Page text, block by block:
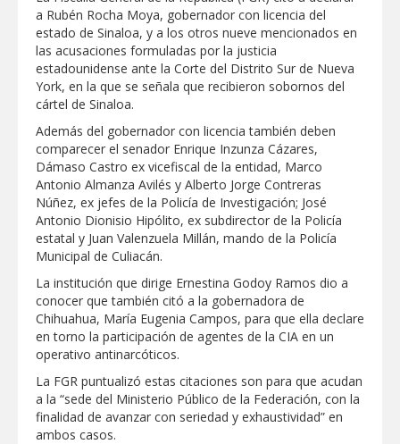
GOBIERNO MUNICIPAL ACERCA
SERVICIOS Y APOYOS A FAMILIAS CON
“PRESIDENCIA CERQUITA DE TI”
Impulsa STPS ferias del empleo para
Felicitó Carlos Peña Ortiz a más de 390
egresados de la Universidad Tecnológica
de Tamaulipas Norte
GOBIERNO DE CARMEN LILIA
CANTUROSAS INVIERTE EN
INFRAESTRUCTURA HÍDRICA PARA
GARANTIZAR UN MEJOR SERVICIO DE
AGUA POTABLE
Facilita DIF Tamaulipas trámite de
credencial y placas de circulación para
personas con discapacidad
CARMEN LILIA CANTUROSAS
CONSOLIDA A NUEVO LAREDO COMO
REFERENTE DE ENERGÍA LIMPIA EN
TAMAULIPAS
Destacó Alcalde Carlos Peña Ortiz
a Rubén Rocha Moya, gobernador con licencia del
estado de Sinaloa, y a los otros nueve mencionados en
las acusaciones formuladas por la justicia
estadounidense ante la Corte del Distrito Sur de Nueva
York, en la que se señala que recibieron sobornos del
cártel de Sinaloa.
Además del gobernador con licencia también deben
comparecer el senador Enrique Inzunza Cázares,
Dámaso Castro ex vicefiscal de la entidad, Marco
Antonio Almanza Avilés y Alberto Jorge Contreras
Núñez, ex jefes de la Policía de Investigación; José
Antonio Dionisio Hipólito, ex subdirector de la Policía
estatal y Juan Valenzuela Millán, mando de la Policía
Municipal de Culiacán.
La institución que dirige Ernestina Godoy Ramos dio a
conocer que también citó a la gobernadora de
Chihuahua, María Eugenia Campos, para que ella declare
en torno la participación de agentes de la CIA en un
operativo antinarcóticos.
La FGR puntualizó estas citaciones son para que acudan
a la “sede del Ministerio Público de la Federación, con la
finalidad de avanzar con seriedad y exhaustividad” en
ambos casos.